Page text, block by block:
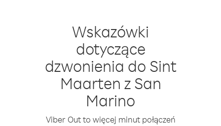
Wskazówki
dotyczące
dzwonienia do Sint
Maarten z San
Marino
Viber Out to więcej minut połączeń